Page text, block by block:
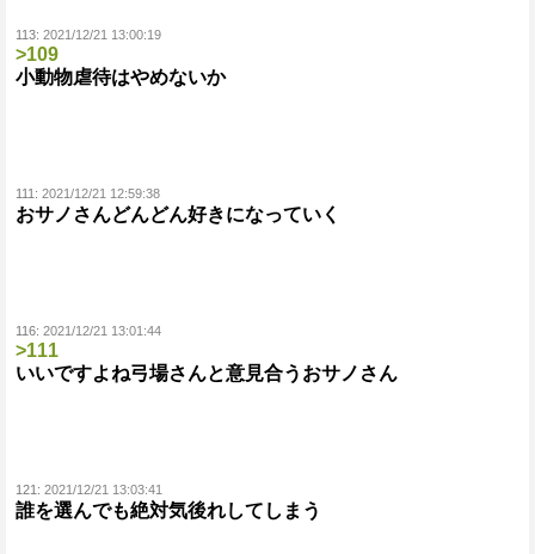
113: 2021/12/21 13:00:19
>109
小動物虐待はやめないか
111: 2021/12/21 12:59:38
おサノさんどんどん好きになっていく
116: 2021/12/21 13:01:44
>111
いいですよね弓場さんと意見合うおサノさん
121: 2021/12/21 13:03:41
誰を選んでも絶対気後れしてしまう